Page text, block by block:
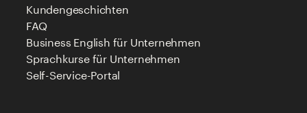
Kundengeschichten
FAQ
Business English für Unternehmen
Sprachkurse für Unternehmen
Self-Service-Portal